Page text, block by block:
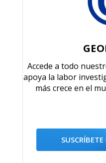
Accede a todo
apoya la labor
más crece en el